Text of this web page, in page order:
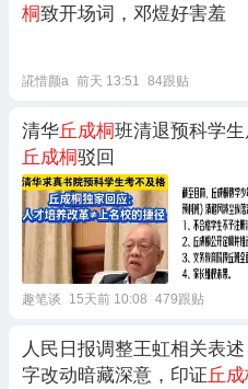
桐致开场词，邓煜好害羞
誮惜颜a 前天 13:51 84跟贴
清华丘成桐班清退预科学
丘成桐驳回
趣笔谈 15天前 10:08 479跟贴
人民日报调整王虹相关表
字改动暗藏深意，印证 丘